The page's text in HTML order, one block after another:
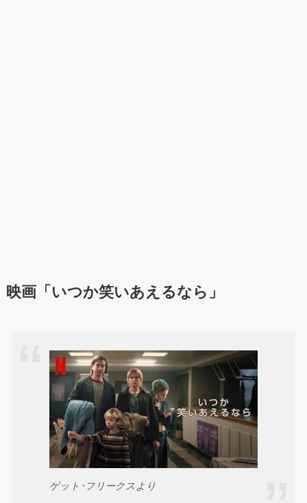
映画「いつか笑いあえるなら」
ゲット･フリークスより